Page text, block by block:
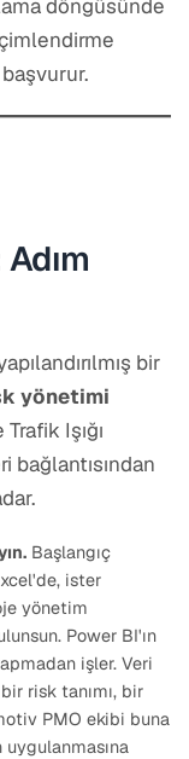
döngüsünde
bir
yönetimi
Işığı
Başlangıç
ister
yönetim
Power BI'ın
işler. Veri
risk tanımı, bir
PMO ekibi buna